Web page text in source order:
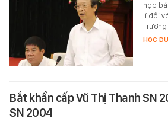
họp
lí đối
Trường
HỌC
Bắt khẩn cấp Vũ Thị Thanh SN
SN 2004